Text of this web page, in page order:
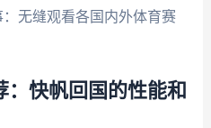
无缝观看各国内外体育赛
：快帆回国的性能和